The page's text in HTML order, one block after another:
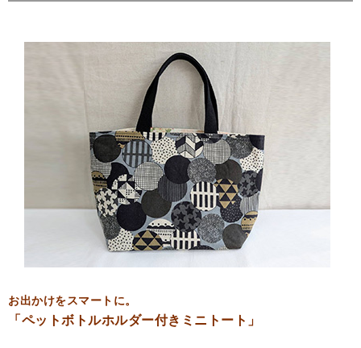
お出かけをスマートに。
「ペットボトルホルダー付きミニトート」